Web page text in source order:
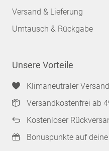
Versand & Lieferung
Umtausch & Rückgabe
Unsere Vorteile
Klimaneutraler Versand
Versandkostenfrei ab
Kostenloser
Bonuspunkte auf